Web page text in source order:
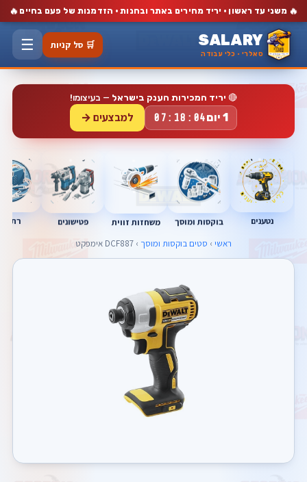
🔥 משני עד ראשון · יריד מחירים באתר ובחנות · הזדמנות של פעם בחיים 🔥
SALARY
סאלרי · כלי עבודה
🛒 סל קניות ☰
🔴 יריד המכירות הענק בישראל — בעיצומו!
1 יום 07:18:04 למבצעים →
נטענים בוקסות ומוסך משחזות זווית פטישונים
ראשי › סטים בוקסות ומוסך › DCF887 אימפקט